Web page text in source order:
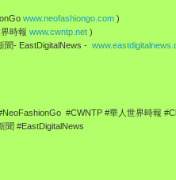
www.neofashiongo.com )
時報 www.cwntp.net )
聞- EastDigitalNews -
#CWNTP #華人世界時報
聞 #EastDigitalNews